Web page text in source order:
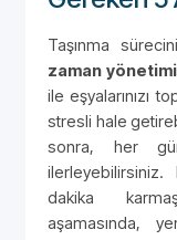
Taşınma
zaman yönetimi
ile eşyalarınızı
stresli hale
sonra, her
dakika
aşamasında,